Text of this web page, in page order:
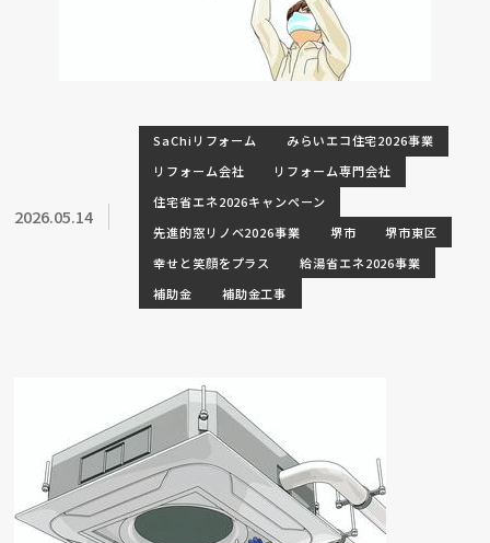
2026.05.14
SaChiリフォーム
みらいエコ住宅2026事業
リフォーム会社
リフォーム専門会社
住宅省エネ2026キャンペーン
先進的窓リノベ2026事業
堺市
堺市東区
幸せと笑顔をプラス
給湯省エネ2026事業
補助金
補助金工事